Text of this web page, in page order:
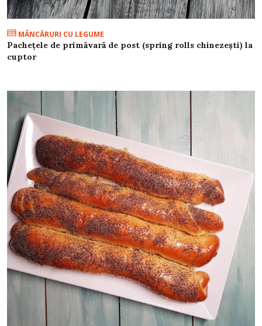
MÂNCĂRURI CU LEGUME
Pachețele de primăvară de post (spring rolls chinezești) la
cuptor